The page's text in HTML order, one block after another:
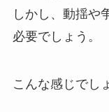
しかし、動揺や
必要でしょう。
こんな感じでし